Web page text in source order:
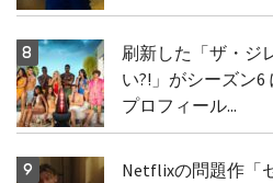
刷新した「ザ・ジ
い?!」がシーズン
プロフィール...
Netflixの問題作「